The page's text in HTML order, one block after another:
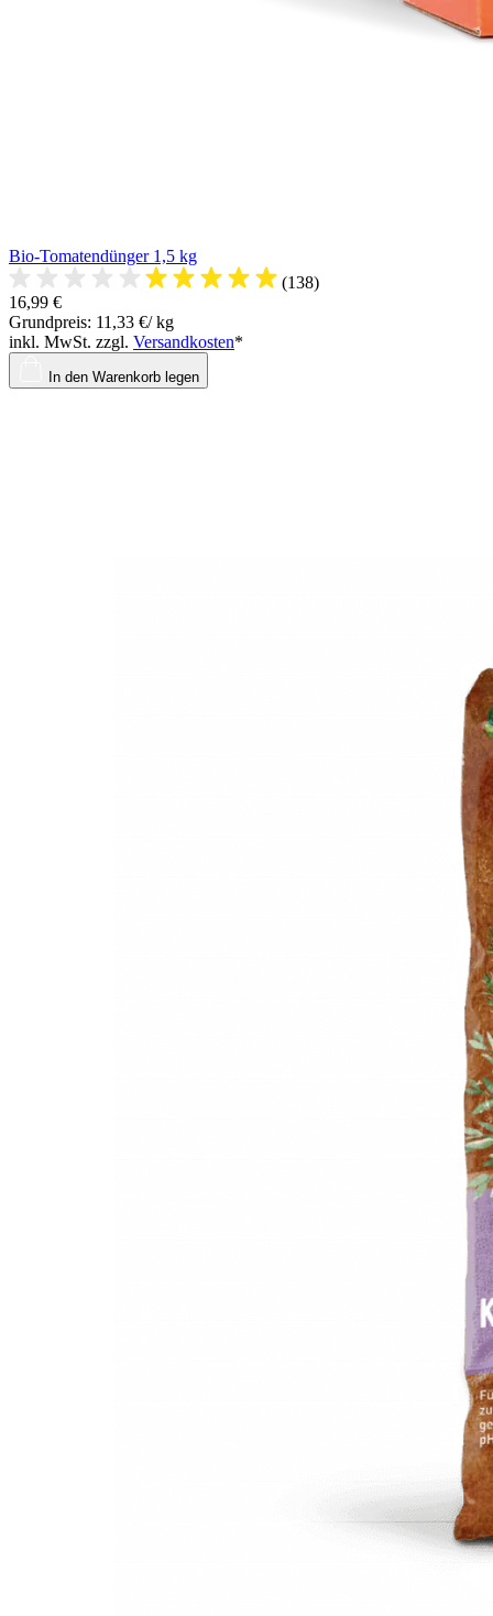
Bio-Tomatendünger 1,5 kg
(138)
16,99 €
Grundpreis: 11,33 €/ kg
inkl. MwSt. zzgl. Versandkosten*
In den Warenkorb legen